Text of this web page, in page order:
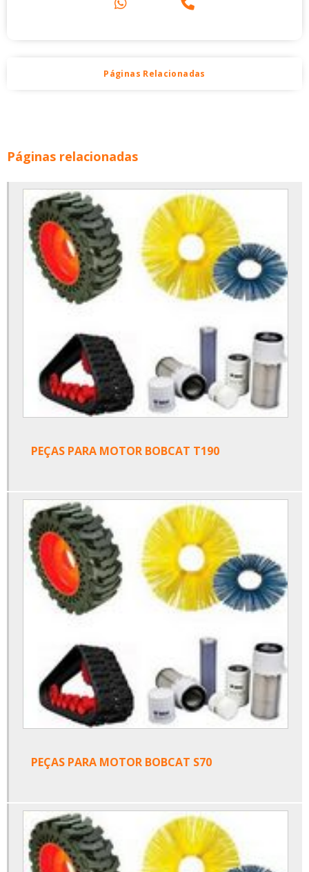
Páginas Relacionadas
Páginas relacionadas
PEÇAS PARA MOTOR BOBCAT T190
PEÇAS PARA MOTOR BOBCAT S70